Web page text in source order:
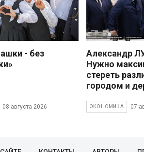
- без
08 августа 2026
Александр
Нужно
стереть
городом и
ЭКОНОМИКА 07